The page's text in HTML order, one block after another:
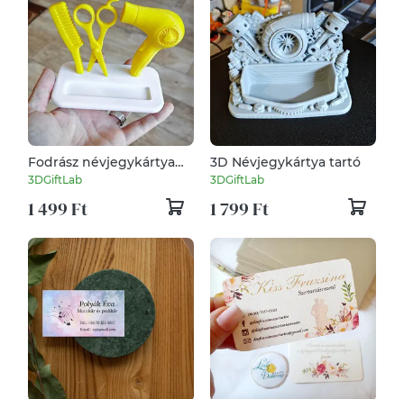
Fodrász névjegykártya
tartó
3DGiftLab
1 499 Ft
3D Névjegykártya tartó
3DGiftLab
1 799 Ft